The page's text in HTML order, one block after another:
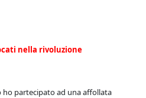
nella rivoluzione
ho partecipato ad una affollata